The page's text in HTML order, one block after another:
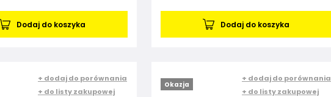
Dodaj do koszyka Dodaj do koszyka
+ dodaj do porównania
+ do listy zakupowej
Okazja
+ dodaj do porównania
+ do listy zakupowej